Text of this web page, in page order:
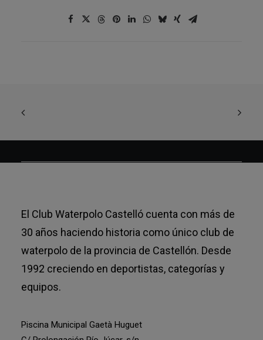
El Club Waterpolo Castelló cuenta con más de
30 años haciendo historia como único club de
waterpolo de la provincia de Castellón. Desde
1992 creciendo en deportistas, categorías y
equipos.
Piscina Municipal Gaetà Huguet